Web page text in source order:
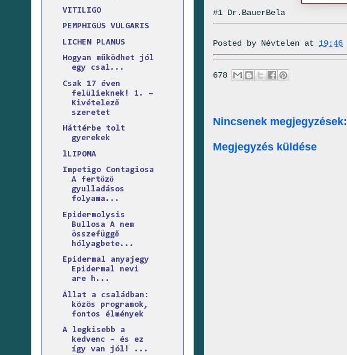
#1 Dr.BauerBela
Posted by Névtelen at 19:46
678
Nincsenek megjegyzések:
Megjegyzés küldése
VITILIGO
PEMPHIGUS VULGARIS
LICHEN PLANUS
Hogyan működhet jól
egy csal...
Csak 17 éven
felülieknek! 1. –
Kivételező
szeretet
Háttérbe tolt
gyerekek
lLIPOMA
Impetigo Contagiosa
A fertőző
gyulladásos
folyama...
Epidermolysis
Bullosa A nem
összefüggő
hólyagbete...
Epidermal anyajegy
Epidermal nevi
are h...
Állat a családban:
közös programok,
fontos élmények
A legkisebb a
kedvenc – és ez
így van jól! ...